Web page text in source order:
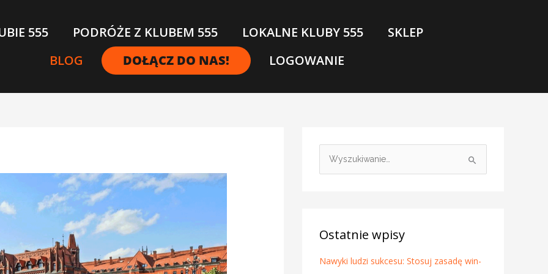
555 PODRÓŻE Z KLUBEM 555 LOKALNE KLUBY 555
SKLEP
BLOG
DOŁĄCZ DO NAS! LOGOWANIE
z
a
d
Ostatnie wpisy
Nawyki ludzi sukcesu: Stosuj zasadę win-